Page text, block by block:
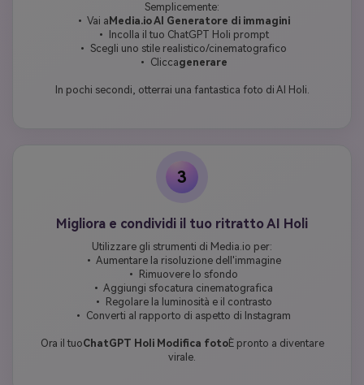
Semplicemente:
• Vai a Media.io AI Generatore di immagini
• Incolla il tuo ChatGPT Holi prompt
• Scegli uno stile realistico/cinematografico
• Cliccagenerare
In pochi secondi, otterrai una fantastica foto di AI Holi.
3
Migliora e condividi il tuo ritratto AI Holi
Utilizzare gli strumenti di Media.io per:
• Aumentare la risoluzione dell'immagine
• Rimuovere lo sfondo
• Aggiungi sfocatura cinematografica
• Regolare la luminosità e il contrasto
• Converti al rapporto di aspetto di Instagram
Ora il tuoChatGPT Holi Modifica fotoÈ pronto a diventare
virale.